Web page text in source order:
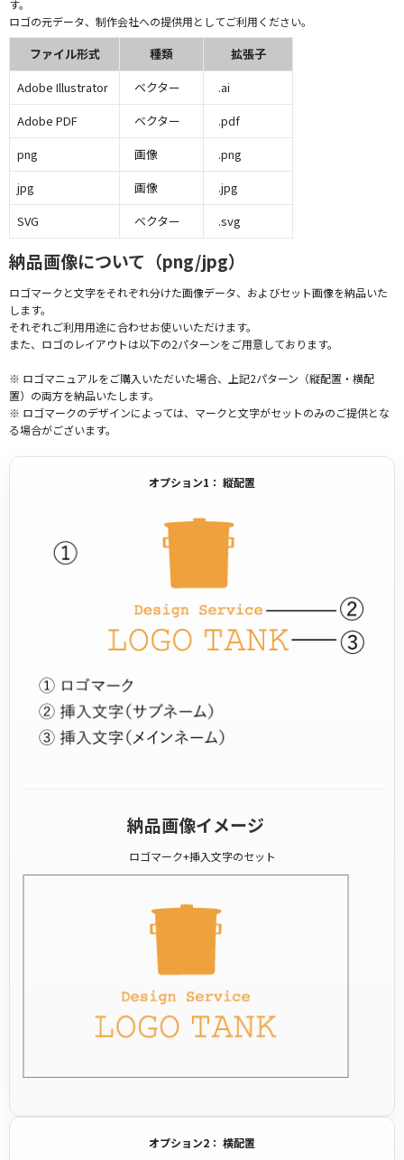
す。
ロゴの元データ、制作会社への提供用としてご利用ください。
ファイル形式 種類
拡張子
Adobe Illustrator
ベクター
.ai
Adobe PDF
ベクター
.pdf
png
画像
.png
jpg
画像
.jpg
SVG
ベクター .svg
納品画像について（png/jpg）
ロゴマークと文字をそれぞれ分けた画像データ、およびセット画像を納品いた
します。
それぞれご利用用途に合わせお使いいただけます。
また、ロゴのレイアウトは以下の2パターンをご用意しております。
※ ロゴマニュアルをご購入いただいた場合、上記2パターン（縦配置・横配
置）の両方を納品いたします。
※ ロゴマークのデザインによっては、マークと文字がセットのみのご提供とな
る場合がございます。
オプション1： 縦配置
納品画像イメージ
ロゴマーク+挿入文字のセット
オプション2： 横配置